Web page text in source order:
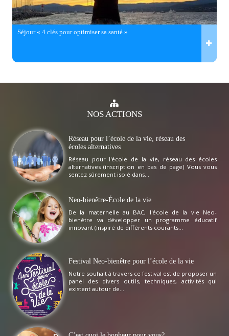
Séjour « 4 clés pour optimiser sa santé »
NOSACTIONS
Réseau pour l’école de la vie, réseau des
écoles alternatives
Réseau pour l'école de la vie, réseau des écoles
alternatives (inscription en bas de page) Vous vous
sentez sûrement isolé dans...
Neo-bienêtre-École de la vie
De la maternelle au BAC, l'école de la vie Neo-
bienêtre va développer un programme éducatif
innovant (inspiré de différents courants...
Festival Neo-bienêtre pour l’école de la vie
Notre souhait à travers ce festival est de proposer un
panel des divers outils, techniques, activités qui
existent autour de...